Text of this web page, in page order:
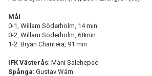
Mål
0-1, Willam Söderholm, 14 min
0-2, Willam Söderholm, 68min
1-2. Bryan Chantera, 91 min
IFK Västerås: Mani Salehepad
Spånga: Gustav Wärn